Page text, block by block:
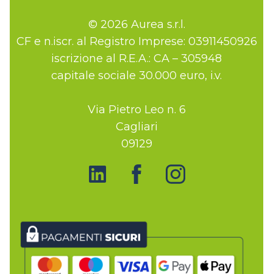
© 2026 Aurea s.r.l.
CF e n.iscr. al Registro Imprese: 03911450926
iscrizione al R.E.A.: CA – 305948
capitale sociale 30.000 euro, i.v.
Via Pietro Leo n. 6
Cagliari
09129